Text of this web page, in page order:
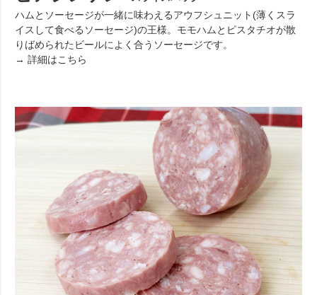
ハムとソーセージが一緒に味わえるアウフシュニット(薄くスラ
イスして食べるソーセージ)の王様。モモハムとピスタチオが散
りばめられたビールによく合うソーセージです。
→ 詳細はこちら